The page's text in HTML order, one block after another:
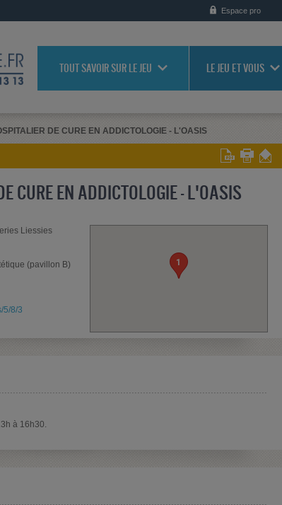
Espace pro
TOUT SAVOIR SUR LE JEU LE JEU ET VOUS
DE CURE EN ADDICTOLOGIE - L'OASIS
CURE EN ADDICTOLOGIE - L'OASIS
1
Liessies
(pavillon B)
5/8/3
à 16h30.